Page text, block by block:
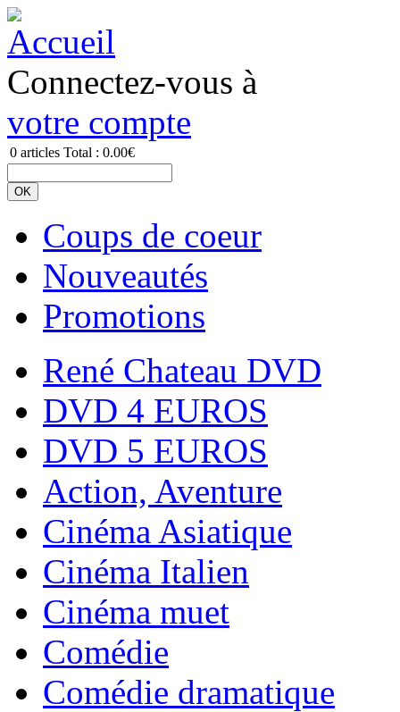
Connectez-vous à
votre compte
0 articles Total : 0.00€
Coups de coeur
Nouveautés
Promotions
René Chateau DVD
DVD 4 EUROS
DVD 5 EUROS
Action, Aventure
Cinéma Asiatique
Cinéma Italien
Cinéma muet
Comédie
Comédie dramatique